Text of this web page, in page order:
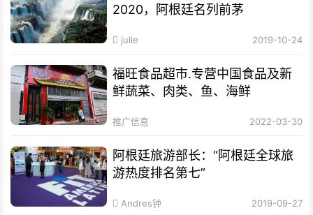
2020，阿根廷名列前茅
julie 2019-10-24
福旺食品超市.专营中国食品及新
鲜蔬菜、肉类、鱼、海鲜
推广信息 2022-03-30
阿根廷旅游部长：“阿根廷全球旅
游热度排名第七”
Andres钟 2019-09-27